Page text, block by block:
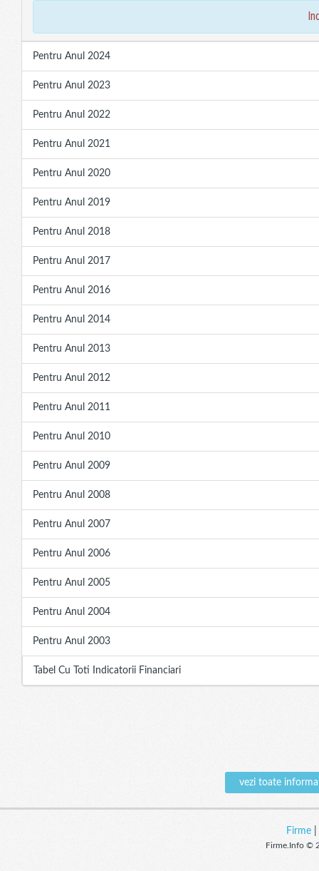
Pentru Anul 2024
Pentru Anul 2023
Pentru Anul 2022
Pentru Anul 2021
Pentru Anul 2020
Pentru Anul 2019
Pentru Anul 2018
Pentru Anul 2017
Pentru Anul 2016
Pentru Anul 2014
Pentru Anul 2013
Pentru Anul 2012
Pentru Anul 2011
Pentru Anul 2010
Pentru Anul 2009
Pentru Anul 2008
Pentru Anul 2007
Pentru Anul 2006
Pentru Anul 2005
Pentru Anul 2004
Pentru Anul 2003
Tabel Cu Toti Indicatorii Financiari
vezi toate
Firme|
Firme.Info ©